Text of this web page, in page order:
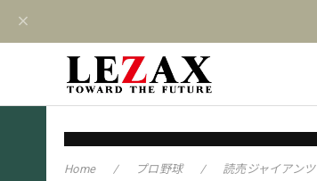
Home プロ野球 読売ジャイアンツ